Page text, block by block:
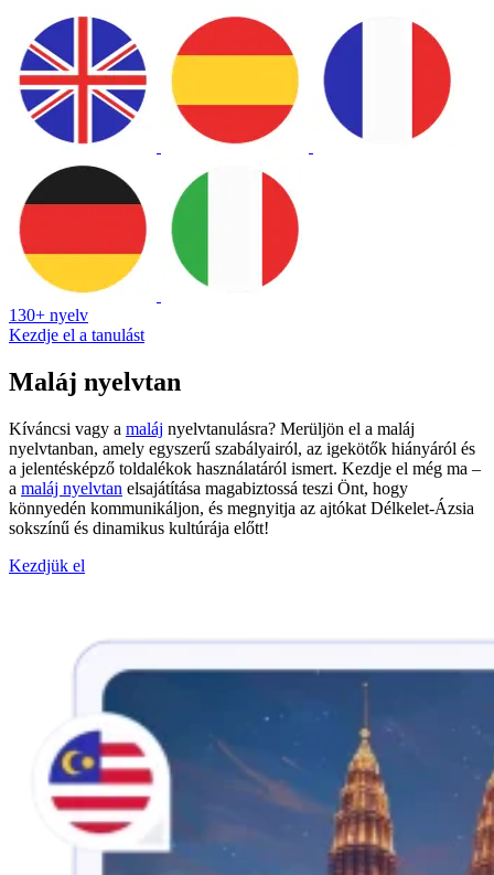
130+ nyelv
Kezdje el a tanulást
Maláj nyelvtan
Kíváncsi vagy a maláj nyelvtanulásra? Merüljön el a maláj
nyelvtanban, amely egyszerű szabályairól, az igekötők hiányáról és
a jelentésképző toldalékok használatáról ismert. Kezdje el még ma –
a maláj nyelvtan elsajátítása magabiztossá teszi Önt, hogy
könnyedén kommunikáljon, és megnyitja az ajtókat Délkelet-Ázsia
sokszínű és dinamikus kultúrája előtt!
Kezdjük el